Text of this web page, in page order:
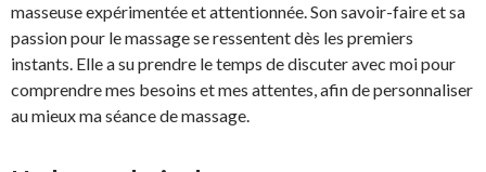
masseuse expérimentée et attentionnée. Son savoir-faire et sa
passion pour le massage se ressentent dès les premiers
instants. Elle a su prendre le temps de discuter avec moi pour
comprendre mes besoins et mes attentes, afin de personnaliser
au mieux ma séance de massage.